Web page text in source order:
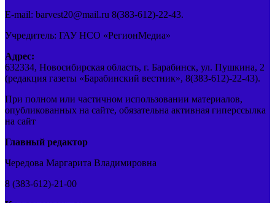
E-mail: barvest20@mail.ru 8(383-612)-22-43.
Учредитель: ГАУ НСО «РегионМедиа»
Адрес:
632334, Новосибирская область, г. Барабинск, ул. Пушкина, 2
(редакция газеты «Барабинский вестник», 8(383-612)-22-43).
При полном или частичном использовании материалов,
опубликованных на сайте, обязательна активная гиперссылка
на сайт
Главный редактор
Чередова Маргарита Владимировна
8 (383-612)-21-00